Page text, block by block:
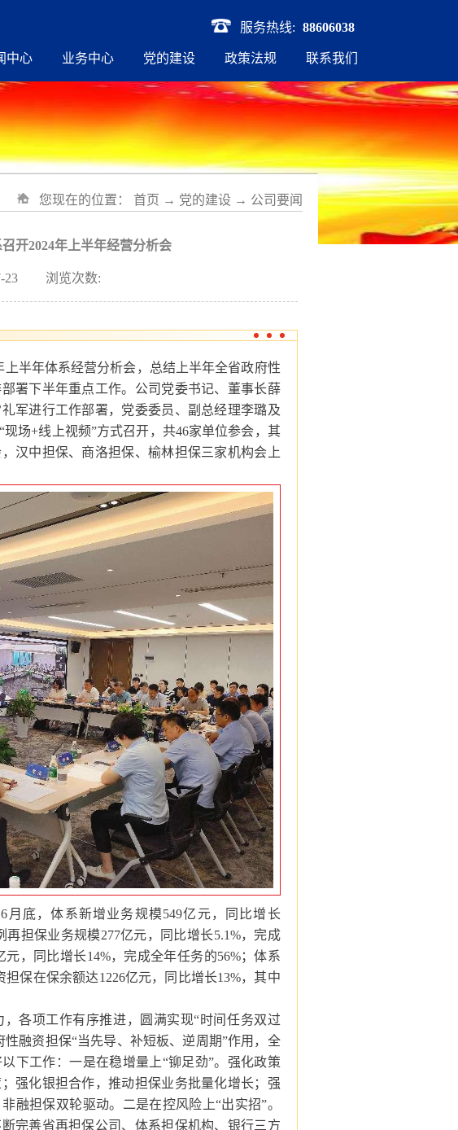
服务热线: 88606038
中心 业务中心 党的建设 政策法规 联系我们
您现在的位置： 首页 → 党的建设 → 公司要闻
开2024年上半年经营分析会
23 浏览次数:
上半年体系经营分析会，总结上半年全省政府性
署下半年重点工作。公司党委书记、董事长薛
军进行工作部署，党委委员、副总经理李璐及
场+线上视频”方式召开，共46家单位参会，其
汉中担保、商洛担保、榆林担保三家机构会上
底，体系新增业务规模549亿元，同比增长
担保业务规模277亿元，同比增长5.1%，完成
，同比增长14%，完成全年任务的56%；体系
保在保余额达1226亿元，同比增长13%，其中
各项工作有序推进，圆满实现“时间任务双过
融资担保“当先导、补短板、逆周期”作用，全
下工作：一是在稳增量上“铆足劲”。强化政策
强化银担合作，推动担保业务批量化增长；强
融担保双轮驱动。二是在控风险上“出实招”。
完善省再担保公司、体系担保机构、银行三方